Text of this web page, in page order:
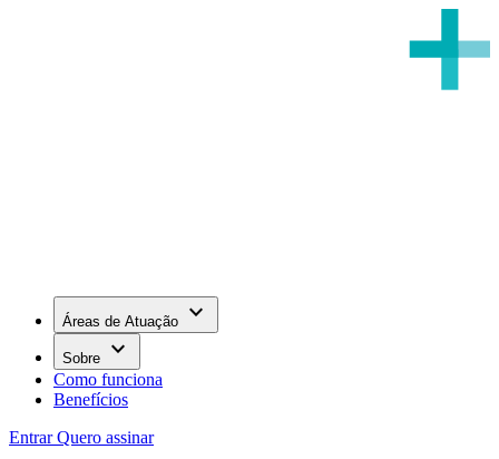
Áreas de Atuação keyboard_arrow_down
Sobre keyboard_arrow_down
Como funciona
Benefícios
EntrarQuero assinar